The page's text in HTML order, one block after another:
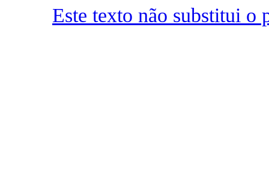
Este texto não substitui o